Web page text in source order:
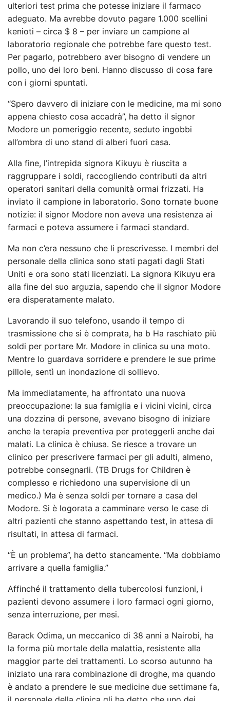
ulteriori test prima che potesse iniziare il farmaco
adeguato. Ma avrebbe dovuto pagare 1.000 scellini
kenioti – circa $ 8 – per inviare un campione al
laboratorio regionale che potrebbe fare questo test.
Per pagarlo, potrebbero aver bisogno di vendere un
pollo, uno dei loro beni. Hanno discusso di cosa fare
con i giorni spuntati.
“Spero davvero di iniziare con le medicine, ma mi sono
appena chiesto cosa accadrà”, ha detto il signor
Modore un pomeriggio recente, seduto ingobbi
all’ombra di uno stand di alberi fuori casa.
Alla fine, l’intrepida signora Kikuyu è riuscita a
raggruppare i soldi, raccogliendo contributi da altri
operatori sanitari della comunità ormai frizzati. Ha
inviato il campione in laboratorio. Sono tornate buone
notizie: il signor Modore non aveva una resistenza ai
farmaci e poteva assumere i farmaci standard.
Ma non c’era nessuno che li prescrivesse. I membri del
personale della clinica sono stati pagati dagli Stati
Uniti e ora sono stati licenziati. La signora Kikuyu era
alla fine del suo arguzia, sapendo che il signor Modore
era disperatamente malato.
Lavorando il suo telefono, usando il tempo di
trasmissione che si è comprata, ha b Ha raschiato più
soldi per portare Mr. Modore in clinica su una moto.
Mentre lo guardava sorridere e prendere le sue prime
pillole, sentì un inondazione di sollievo.
Ma immediatamente, ha affrontato una nuova
preoccupazione: la sua famiglia e i vicini vicini, circa
una dozzina di persone, avevano bisogno di iniziare
anche la terapia preventiva per proteggerli anche dai
malati. La clinica è chiusa. Se riesce a trovare un
clinico per prescrivere farmaci per gli adulti, almeno,
potrebbe consegnarli. (TB Drugs for Children è
complesso e richiedono una supervisione di un
medico.) Ma è senza soldi per tornare a casa del
Modore. Si è logorata a camminare verso le case di
altri pazienti che stanno aspettando test, in attesa di
risultati, in attesa di farmaci.
“È un problema”, ha detto stancamente. “Ma dobbiamo
arrivare a quella famiglia.”
Affinché il trattamento della tubercolosi funzioni, i
pazienti devono assumere i loro farmaci ogni giorno,
senza interruzione, per mesi.
Barack Odima, un meccanico di 38 anni a Nairobi, ha
la forma più mortale della malattia, resistente alla
maggior parte dei trattamenti. Lo scorso autunno ha
iniziato una rara combinazione di droghe, ma quando
è andato a prendere le sue medicine due settimane fa,